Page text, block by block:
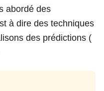
abordé des
à dire des techniques
des prédictions (